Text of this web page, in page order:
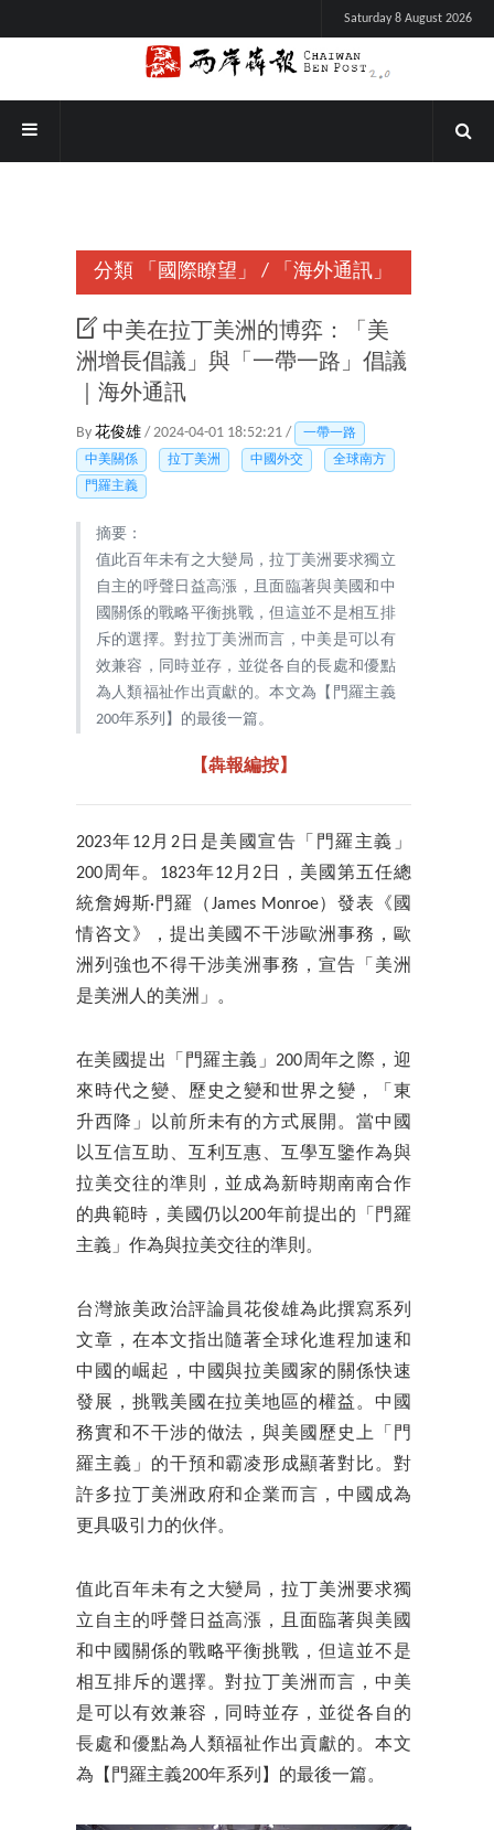
Saturday 8 August 2026
分類 「國際瞭望」 / 「海外通訊」
中美在拉丁美洲的博弈：「美
洲增長倡議」與「一帶一路」倡議
｜海外通訊
By 花俊雄 / 2024-04-01 18:52:21 /
一帶一路
中美關係
拉丁美洲 中國外交
全球南方
門羅主義
摘要：
值此百年未有之大變局，拉丁美洲要求獨立
自主的呼聲日益高漲，且面臨著與美國和中
國關係的戰略平衡挑戰，但這並不是相互排
斥的選擇。對拉丁美洲而言，中美是可以有
效兼容，同時並存，並從各自的長處和優點
為人類福祉作出貢獻的。本文為【門羅主義
200年系列】的最後一篇。
【犇報編按】
2023年12月2日是美國宣告「門羅主義」
200周年。1823年12月2日，美國第五任總
統詹姆斯·門羅（James Monroe）發表《國
情咨文》，提出美國不干涉歐洲事務，歐
洲列強也不得干涉美洲事務，宣告「美洲
是美洲人的美洲」。
在美國提出「門羅主義」200周年之際，迎
來時代之變、歷史之變和世界之變，「東
升西降」以前所未有的方式展開。當中國
以互信互助、互利互惠、互學互鑒作為與
拉美交往的準則，並成為新時期南南合作
的典範時，美國仍以200年前提出的「門羅
主義」作為與拉美交往的準則。
台灣旅美政治評論員花俊雄為此撰寫系列
文章，在本文指出隨著全球化進程加速和
中國的崛起，中國與拉美國家的關係快速
發展，挑戰美國在拉美地區的權益。中國
務實和不干涉的做法，與美國歷史上「門
羅主義」的干預和霸凌形成顯著對比。對
許多拉丁美洲政府和企業而言，中國成為
更具吸引力的伙伴。
值此百年未有之大變局，拉丁美洲要求獨
立自主的呼聲日益高漲，且面臨著與美國
和中國關係的戰略平衡挑戰，但這並不是
相互排斥的選擇。對拉丁美洲而言，中美
是可以有效兼容，同時並存，並從各自的
長處和優點為人類福祉作出貢獻的。本文
為【門羅主義200年系列】的最後一篇。